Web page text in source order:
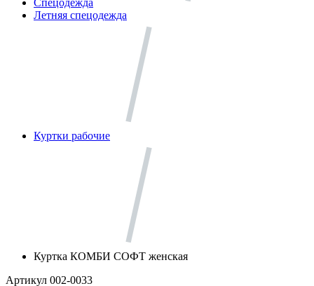
Спецодежда
Летняя спецодежда
Куртки рабочие
Куртка КОМБИ СОФТ женская
Артикул 002-0033